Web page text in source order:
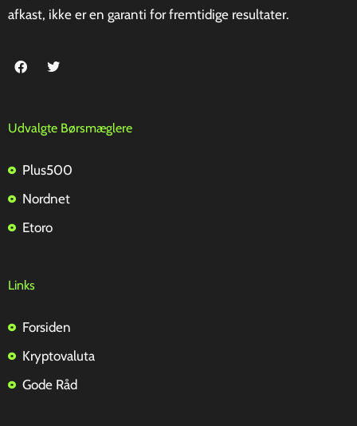
afkast, ikke er en garanti for fremtidige resultater.
Udvalgte Børsmæglere
Plus500
Nordnet
Etoro
Links
Forsiden
Kryptovaluta
Gode Råd